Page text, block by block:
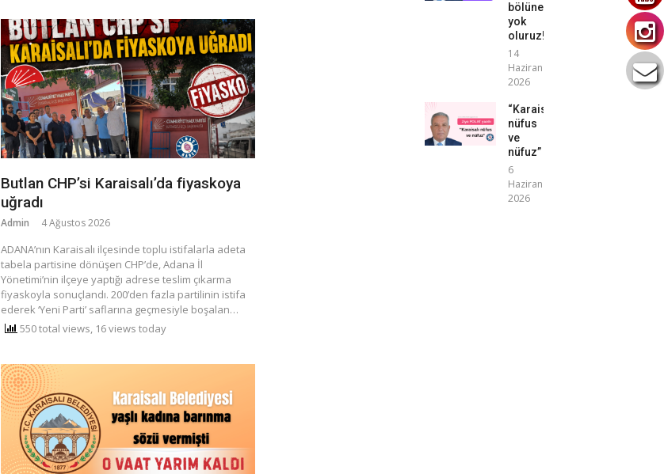
Butlan CHP’si Karaisalı’da fiyaskoya
uğradı
Admin 4 Ağustos 2026
​ADANA’nın Karaisalı ilçesinde toplu istifalarla adeta
tabela partisine dönüşen CHP’de, Adana İl
Yönetimi’nin ilçeye yaptığı adrese teslim çıkarma
fiyaskoyla sonuçlandı. 200’den fazla partilinin istifa
ederek ‘Yeni Parti’ saflarına geçmesiyle boşalan…
550 total views, 16 views today
bölünerek
yok
oluruz!”
14
Haziran
2026
“Karaisalı
nüfus
ve
nüfuz”
6
Haziran
2026